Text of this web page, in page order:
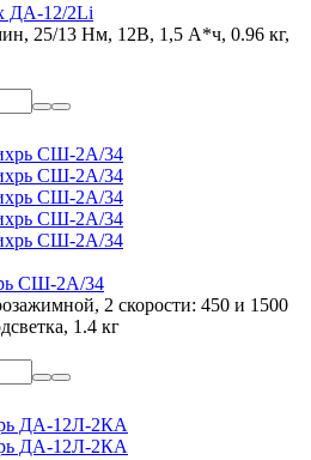
ДА-12/2Li
25/13 Нм, 12В, 1,5 А*ч, 0.96 кг,
СШ-2А/34
2 скорости: 450 и 1500
1.4 кг